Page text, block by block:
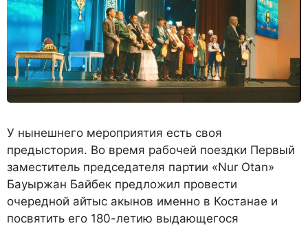
У нынешнего мероприятия есть своя
предыстория. Во время рабочей поездки Первый
заместитель председателя партии «Nur Otan»
Бауыржан Байбек предложил провести
очередной айтыс акынов именно в Костанае и
посвятить его 180-летию выдающегося